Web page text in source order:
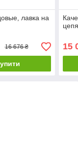
лавка на
16 676 ₴ 15